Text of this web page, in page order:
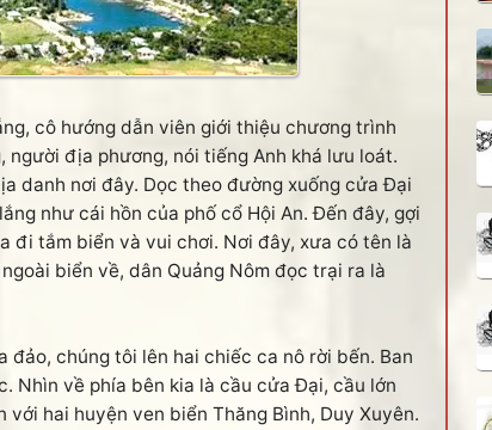
cô hướng dẫn viên giới thiệu chương trình
địa phương, nói tiếng Anh khá lưu loát.
danh nơi đây. Dọc theo đường xuống cửa Đại
như cái hồn của phố cổ Hội An. Đến đây, gợi
đi tắm biển và vui chơi. Nơi đây, xưa có tên là
biển về, dân Quảng Nôm đọc trại ra là
chúng tôi lên hai chiếc ca nô rời bến. Ban
Nhìn về phía bên kia là cầu cửa Đại, cầu lớn
hai huyện ven biển Thăng Bình, Duy Xuyên.